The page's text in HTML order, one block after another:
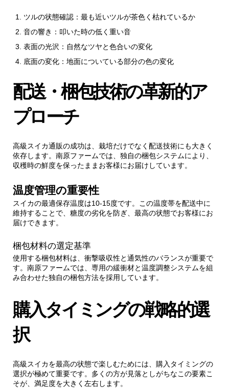
顧客データベースによる品質向上
7.1.1.限定品種へのアクセス権
まとめ：究極の高級スイカ体験への道
ツルの状態確認：最も近いツルが茶色く枯れているか
音の響き：叩いた時の低く重い音
表面の光沢：自然なツヤと色合いの変化
底面の変化：地面についている部分の色の変化
配送・梱包技術の革新的ア
プローチ
高級スイカ通販の成功は、栽培だけでなく配送技術にも大きく
依存します。南原ファームでは、独自の梱包システムにより、
収穫時の鮮度を保ったままお客様にお届けしています。
温度管理の重要性
スイカの最適保存温度は10-15度です。この温度帯を配送中に
維持することで、糖度の劣化を防ぎ、最高の状態でお客様にお
届けできます。
梱包材料の選定基準
使用する梱包材料は、衝撃吸収性と通気性のバランスが重要で
す。南原ファームでは、専用の緩衝材と温度調整システムを組
み合わせた独自の梱包方法を採用しています。
購入タイミングの戦略的選
択
高級スイカを最高の状態で楽しむためには、購入タイミングの
選択が極めて重要です。多くの方が見落としがちなこの要素こ
そが、満足度を大きく左右します。